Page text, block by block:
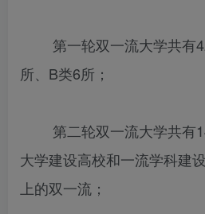
第一轮双一流大学共有
所、B类6所；
第二轮双一流大学共有
大学建设高校和一流学科建
上的双一流；